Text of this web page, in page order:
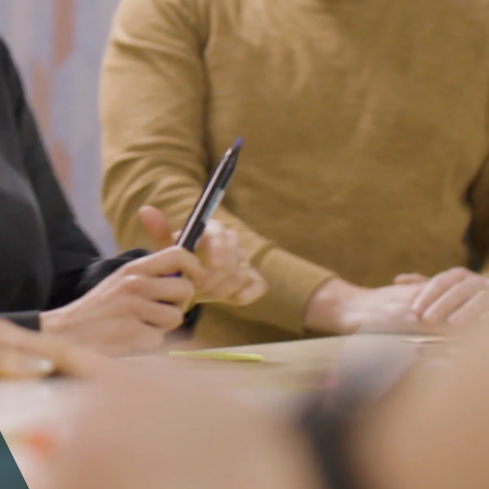
die jouw doelgroep
websites.